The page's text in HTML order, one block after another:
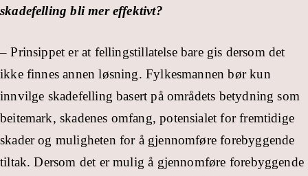
skadefelling bli mer effektivt?
– Prinsippet er at fellingstillatelse bare gis dersom det
ikke finnes annen løsning. Fylkesmannen bør kun
innvilge skadefelling basert på områdets betydning som
beitemark, skadenes omfang, potensialet for fremtidige
skader og muligheten for å gjennomføre forebyggende
tiltak. Dersom det er mulig å gjennomføre forebyggende